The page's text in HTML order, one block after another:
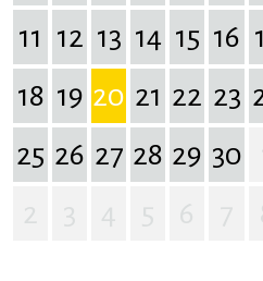
11 12 13 14 15 16
18 19 20 21 22 23
25 26 27 28 29 30